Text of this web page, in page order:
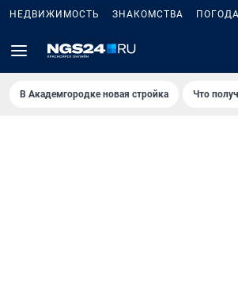
НЕДВИЖИМОСТЬ ЗНАКОМСТВА ПОГОДА
В Академгородке новая стройка Что